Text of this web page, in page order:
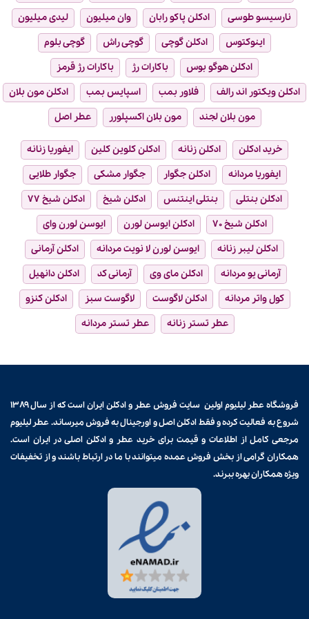
نارسیسو طوسی
ادکلن پاکو رابان وان میلیون
لیدی میلیون
اینوکتوس
ادکلن گوچی گوچی راش
گوچی بلوم
ادکلن هوگو بوس
باکارات رژ
باکارات رژ قرمز
ادکلن ویکتور اند رالف
فلاور بمب اسپایس بمب
ادکلن مون بلان
مون بلان لجند
مون بلان اکسپلورر عطر اصل
خرید ادکلن ادکلن زنانه ادکلن کلوین کلین
ایفوریا زنانه
ایفوریا مردانه
ادکلن جگوار جگوار مشکی
جگوار طلایی
ادکلن بنتلی
بنتلی اینتنس ادکلن شیخ
ادکلن شیخ ۷۷
ادکلن شیخ ۷۰
ادکلن ایوسن لورن
ایوسن لورن وای
ادکلن لیبر زنانه
ایوسن لورن لا نویت مردانه
ادکلن آرمانی
آرمانی یو مردانه
ادکلن مای وی آرمانی کد
ادکلن دانهیل
کول واتر مردانه
ادکلن لاگوست لاگوست سبز
ادکلن کنزو
عطر تستر زنانه
عطر تستر مردانه
فروشگاه عطر لیلیوم اولین سایت فروشعطر و ادکلن
ایران است که از سال ۱۳۸۹
شروع به فعالیت کرده و فقط ادکلن اصل و اورجینال به فروش میرساند. عطر لیلیوم
مرجعی کامل از اطلاعات و قیمت برایخرید عطر و ادکلن اصلی در ایران است.
همکاران گرامی از بخش فروش عمده میتوانند با ما در ارتباط باشند و از تخفیفات
ویژه همکاران بهره ببرند.